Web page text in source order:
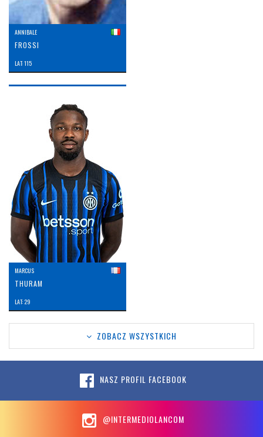
ANNIBALE
FROSSI
LAT: 115
MARCUS
THURAM
LAT: 29
ZOBACZ WSZYSTKICH
NASZ PROFIL FACEBOOK
@INTERMEDIOLANCOM